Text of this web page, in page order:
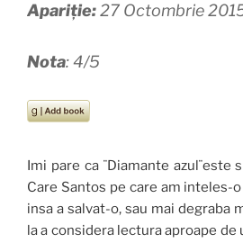
Apariție:27 Octombrie
Nota: 4/5
Imi pare ca ¨Diamante azul¨este
Care Santos pe care am inteles-
insa a salvat-o, sau mai degraba
la a considera lectura aproape